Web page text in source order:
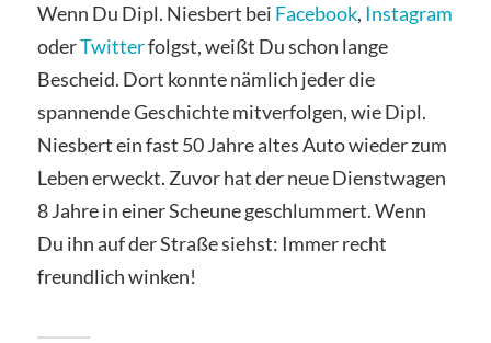
Wenn Du Dipl. Niesbert bei Facebook, Instagram
oderTwitterfolgst, weißt Du schon lange
Bescheid. Dort konnte nämlich jeder die
spannende Geschichte mitverfolgen, wie Dipl.
Niesbert ein fast 50 Jahre altes Auto wieder zum
Leben erweckt. Zuvor hat der neue Dienstwagen
8 Jahre in einer Scheune geschlummert. Wenn
Du ihn auf der Straße siehst: Immer recht
freundlich winken!